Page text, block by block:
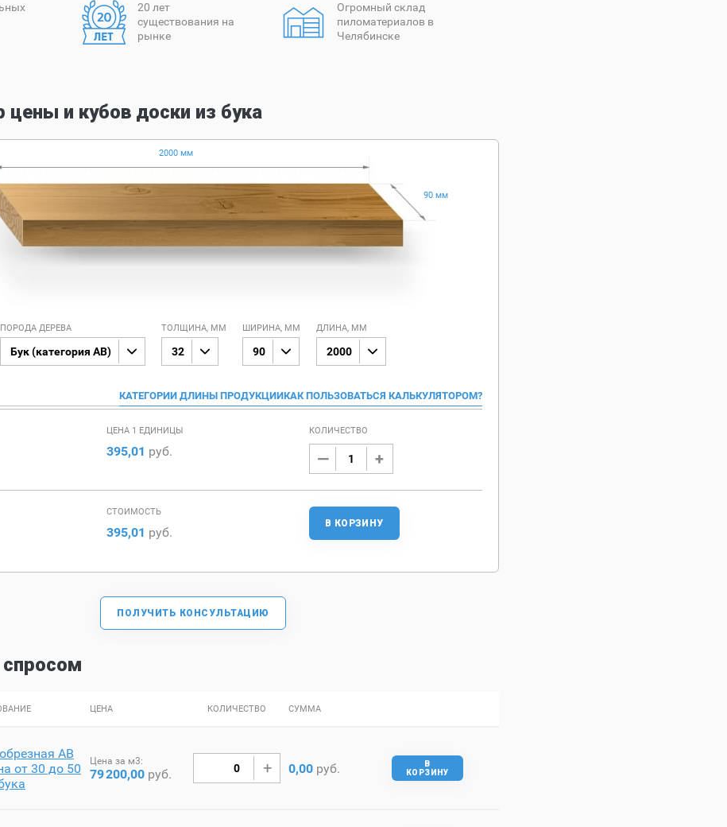
20 лет
существования на
рынке
Огромный склад
пиломатериалов в
Челябинске
цены и кубов доски из бука
90 мм
2000 мм
ПОРОДА ДЕРЕВА
Бук (категория AB)
ТОЛЩИНА, ММ
32
ШИРИНА, ММ
90
ДЛИНА, ММ
2000
КАТЕГОРИИ ДЛИНЫ ПРОДУКЦИИКАК ПОЛЬЗОВАТЬСЯ КАЛЬКУЛЯТОРОМ?
ЦЕНА 1 ЕДИНИЦЫ
395,01 руб.
КОЛИЧЕСТВО
СТОИМОСТЬ
395,01 руб.
В КОРЗИНУ
ПОЛУЧИТЬ КОНСУЛЬТАЦИЮ
ЦЕНА КОЛИЧЕСТВО СУММА
AB
от 30 до 50
Цена за м3:
79200,00 руб. 0,00 руб.
В
КОРЗИНУ